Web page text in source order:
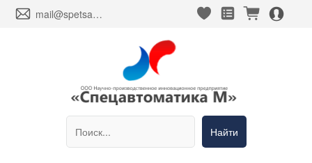
envelope mail@spetsavtomatika-m.ru heart_fill square_favorites_fill cart_fill person_alt_circle_fill
Найти